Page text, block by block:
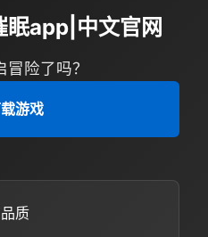
app|中文官网
险了吗？
游戏
质